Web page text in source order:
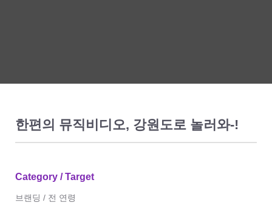
한편의 뮤직비디오, 강원도로 놀러와-!
Category / Target
브랜딩 / 전 연령